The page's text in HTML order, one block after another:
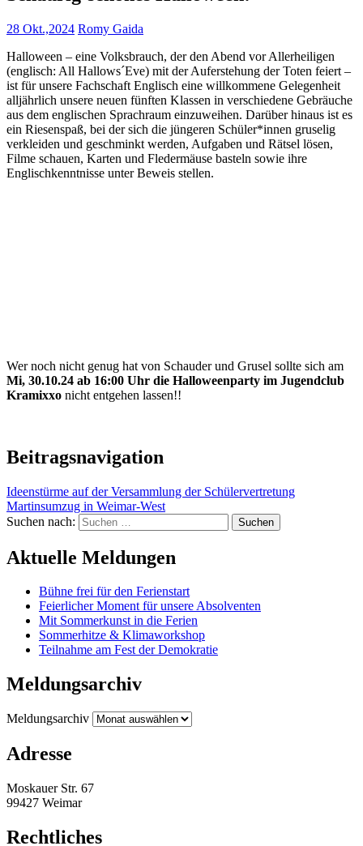
28 Okt.,2024 Romy Gaida
Halloween – eine Volksbrauch, der den Abend vor Allerheiligen
(englisch: All Hallows´Eve) mit der Auferstehung der Toten feiert –
ist für unsere Fachschaft Englisch eine willkommene Gelegenheit
alljährlich unsere neuen fünften Klassen in verschiedene Gebräuche
aus dem englischen Sprachraum einzuweihen. Darüber hinaus ist es
ein Riesenspaß, bei der sich die jüngeren Schüler*innen gruselig
verkleiden und geschminkt werden, Aufgaben und Rätsel lösen,
Filme schauen, Karten und Fledermäuse basteln sowie ihre
Englischkenntnisse unter Beweis stellen.
Wer noch nicht genug hat von Schauder und Grusel sollte sich am
Mi, 30.10.24 ab 16:00 Uhr die Halloweenparty im Jugendclub
Kramixxo nicht entgehen lassen!!
Beitragsnavigation
Ideenstürme auf der Versammlung der Schülervertretung
Martinsumzug in Weimar-West
Suchen nach:
Aktuelle Meldungen
Bühne frei für den Ferienstart
Feierlicher Moment für unsere Absolventen
Mit Sommerkunst in die Ferien
Sommerhitze & Klimaworkshop
Teilnahme am Fest der Demokratie
Meldungsarchiv
Meldungsarchiv
Adresse
Moskauer Str. 67
99427 Weimar
Rechtliches